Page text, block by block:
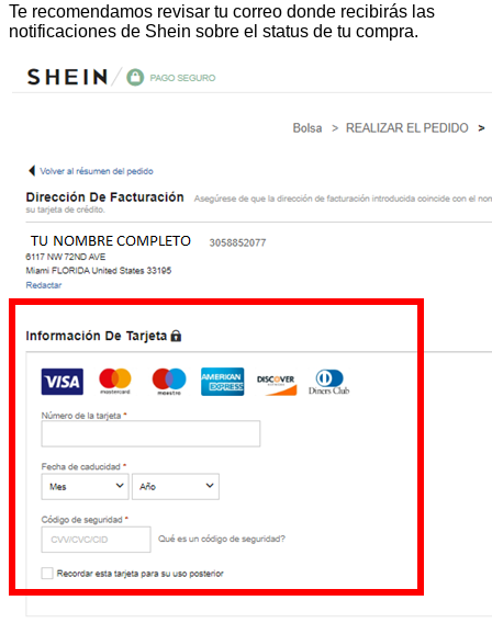
Te recomendamos revisar tu correo donde recibirás las
notificaciones de Shein sobre el status de tu compra.